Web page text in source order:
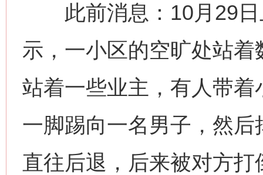
此前消息：10月29日
示，一小区的空旷处站
站着一些业主，有人带
一脚踢向一名男子，然
直往后退，后来被对方